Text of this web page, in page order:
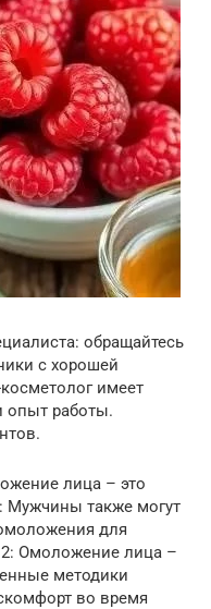
обращайтесь
с хорошей
имеет
опыт работы.
лица – это
Мужчины также могут
для
Омоложение лица –
методики
во время